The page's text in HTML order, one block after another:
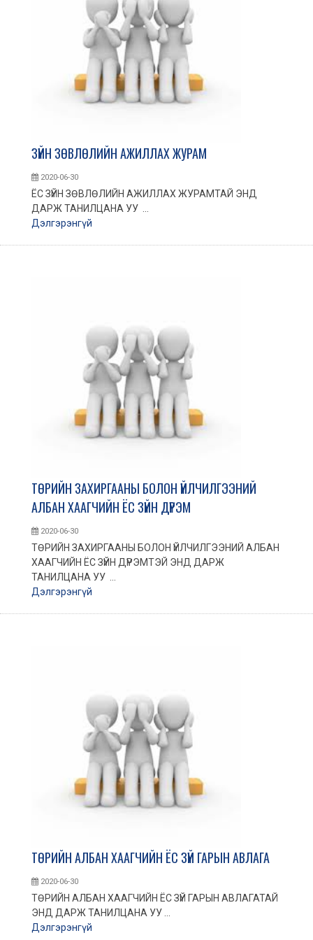
ЗҮЙН ЗӨВЛӨЛИЙН АЖИЛЛАХ ЖУРАМ
2020-06-30
ЁС ЗҮЙН ЗӨВЛӨЛИЙН АЖИЛЛАХ ЖУРАМТАЙ ЭНД
ДАРЖ ТАНИЛЦАНА УУ ...
Дэлгэрэнгүй
ТӨРИЙН ЗАХИРГААНЫ БОЛОН ҮЙЛЧИЛГЭЭНИЙ
АЛБАН ХААГЧИЙН ЁС ЗҮЙН ДҮРЭМ
2020-06-30
ТӨРИЙН ЗАХИРГААНЫ БОЛОН ҮЙЛЧИЛГЭЭНИЙ АЛБАН
ХААГЧИЙН ЁС ЗҮЙН ДҮРЭМТЭЙ ЭНД ДАРЖ
ТАНИЛЦАНА УУ ...
Дэлгэрэнгүй
ТӨРИЙН АЛБАН ХААГЧИЙН ЁС ЗҮЙ ГАРЫН АВЛАГА
2020-06-30
ТӨРИЙН АЛБАН ХААГЧИЙН ЁС ЗҮЙ ГАРЫН АВЛАГАТАЙ
ЭНД ДАРЖ ТАНИЛЦАНА УУ ...
Дэлгэрэнгүй